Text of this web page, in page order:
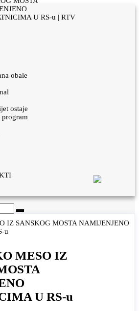
obale
ostaje
program
MESO IZ
U RS-u